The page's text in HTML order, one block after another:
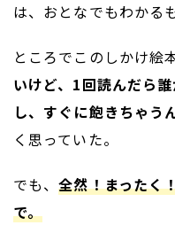
は、おとなでもわかる
ところでこのしかけ絵
いけど、1回読んだら
し、すぐに飽きちゃう
く思っていた。
でも、全然！まったく
で。